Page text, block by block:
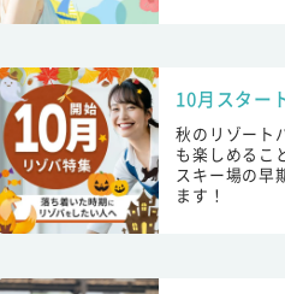
10月スター
秋のリゾート
も楽しめるこ
スキー場の早
ます！